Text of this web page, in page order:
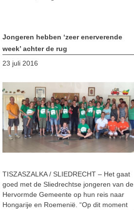
Jongeren hebben ‘zeer enerverende
week’ achter de rug
23 juli 2016
TISZASZALKA / SLIEDRECHT – Het gaat
goed met de Sliedrechtse jongeren van de
Hervormde Gemeente op hun reis naar
Hongarije en Roemenië. “Op dit moment